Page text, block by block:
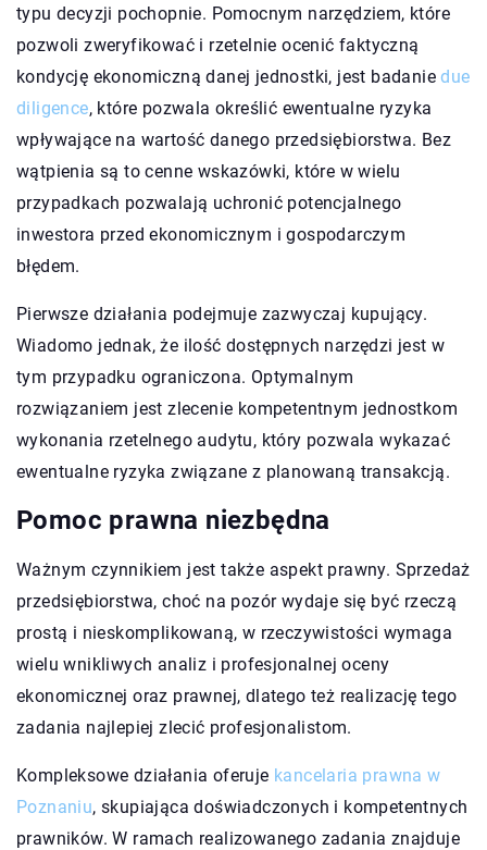
typu decyzji pochopnie. Pomocnym narzędziem, które
pozwoli zweryfikować i rzetelnie ocenić faktyczną
kondycję ekonomiczną danej jednostki, jest badaniedue
diligence, które pozwala określić ewentualne ryzyka
wpływające na wartość danego przedsiębiorstwa. Bez
wątpienia są to cenne wskazówki, które w wielu
przypadkach pozwalają uchronić potencjalnego
inwestora przed ekonomicznym i gospodarczym
błędem.
Pierwsze działania podejmuje zazwyczaj kupujący.
Wiadomo jednak, że ilość dostępnych narzędzi jest w
tym przypadku ograniczona. Optymalnym
rozwiązaniem jest zlecenie kompetentnym jednostkom
wykonania rzetelnego audytu, który pozwala wykazać
ewentualne ryzyka związane z planowaną transakcją.
Pomoc prawna niezbędna
Ważnym czynnikiem jest także aspekt prawny. Sprzedaż
przedsiębiorstwa, choć na pozór wydaje się być rzeczą
prostą i nieskomplikowaną, w rzeczywistości wymaga
wielu wnikliwych analiz i profesjonalnej oceny
ekonomicznej oraz prawnej, dlatego też realizację tego
zadania najlepiej zlecić profesjonalistom.
Kompleksowe działania oferuje kancelaria prawna w
Poznaniu, skupiająca doświadczonych i kompetentnych
prawników. W ramach realizowanego zadania znajduje